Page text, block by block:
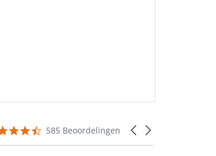
Carousel
4.5
rating
585 Beoordelingen